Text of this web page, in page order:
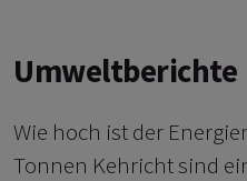
Umweltberichte
Wie hoch ist der
Tonnen Kehricht sind